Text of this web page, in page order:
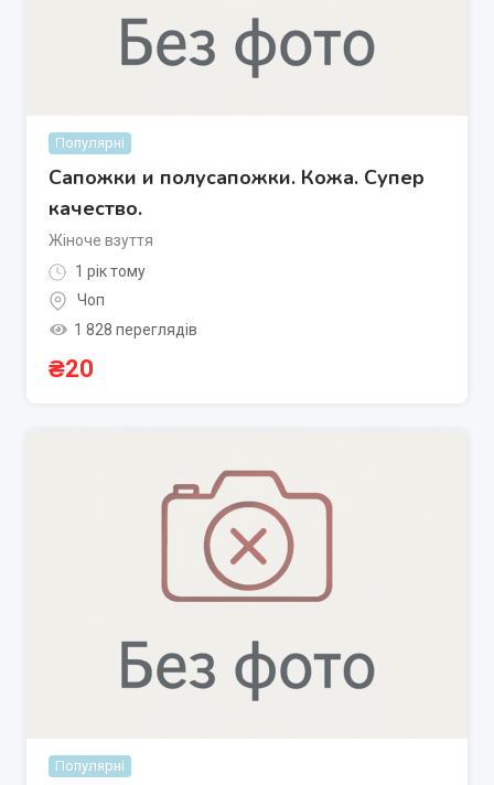
Популярні
Сапожки и полусапожки. Кожа. Супер
качество.
Жіноче взуття
1 рік тому
Чоп
1 828 переглядів
₴20
Популярні